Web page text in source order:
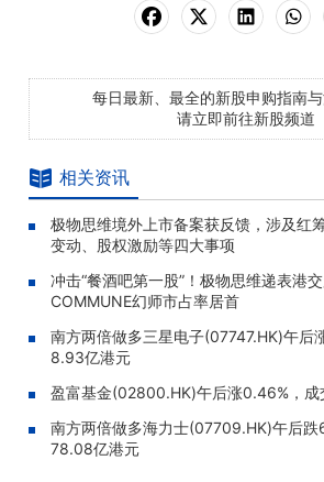
每日最新、最全的新股申购指南与
请立即前往新股频道
相关资讯
极物思维境外上市备案获反馈，涉及红
变动、股权激励等四大事项
冲击“餐酒吧第一股”！极物思维递表港
COMMUNE幻师市占率居首
南方两倍做多三星电子(07747.HK)午后
8.93亿港元
盈富基金(02800.HK)午后涨0.46%，
南方两倍做多海力士(07709.HK)午后跌
78.08亿港元